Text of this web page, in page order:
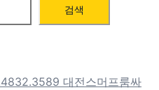
검색
대전스머프룸싸